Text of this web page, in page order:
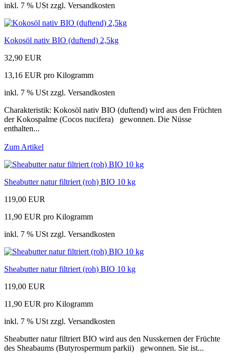
inkl. 7 % USt zzgl. Versandkosten
Kokosöl nativ BIO (duftend) 2,5kg
32,90 EUR
13,16 EUR pro Kilogramm
inkl. 7 % USt zzgl. Versandkosten
Charakteristik: Kokosöl nativ BIO (duftend) wird aus den Früchten
der Kokospalme (Cocos nucifera) gewonnen. Die Nüsse
enthalten...
Zum Artikel
Sheabutter natur filtriert (roh) BIO 10 kg
119,00 EUR
11,90 EUR pro Kilogramm
inkl. 7 % USt zzgl. Versandkosten
Sheabutter natur filtriert (roh) BIO 10 kg
119,00 EUR
11,90 EUR pro Kilogramm
inkl. 7 % USt zzgl. Versandkosten
Sheabutter natur filtriert BIO wird aus den Nusskernen der Früchte
des Sheabaums (Butyrospermum parkii) gewonnen. Sie ist...